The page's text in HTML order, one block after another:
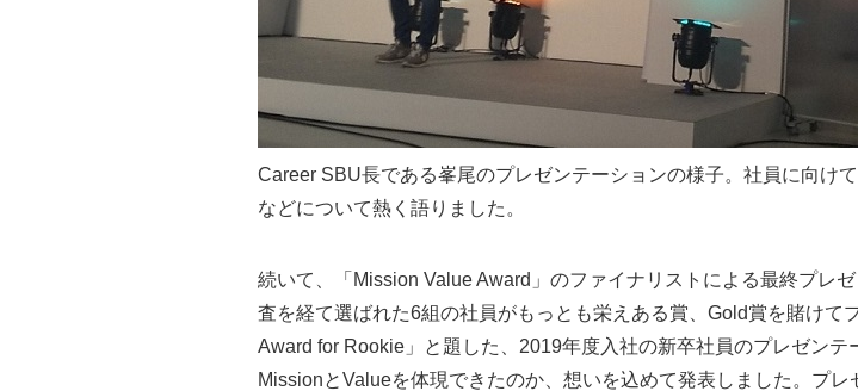
Career SBU長である峯尾のプレゼンテーションの様子。社員に向け
などについて熱く語りました。
続いて、「Mission Value Award」のファイナリストによる最終プレ
査を経て選ばれた6組の社員がもっとも栄えある賞、Gold賞を賭け
Award for Rookie」と題した、2019年度入社の新卒社員のプレゼン
MissionとValueを体現できたのか、想いを込めて発表しました。プ